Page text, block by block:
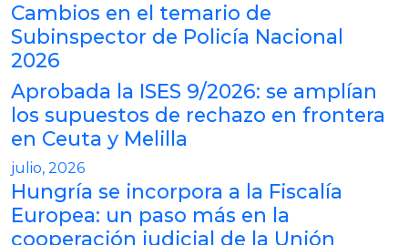
Cambios en el temario de
Subinspector de Policía Nacional
2026
Aprobada la ISES 9/2026: se amplían
los supuestos de rechazo en frontera
en Ceuta y Melilla
julio, 2026
Hungría se incorpora a la Fiscalía
Europea: un paso más en la
cooperación judicial de la Unión